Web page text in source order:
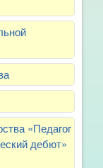
«Педагог
дебют»